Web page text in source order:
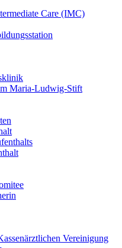
Care (IMC)
Maria-Ludwig-Stift
Vereinigung